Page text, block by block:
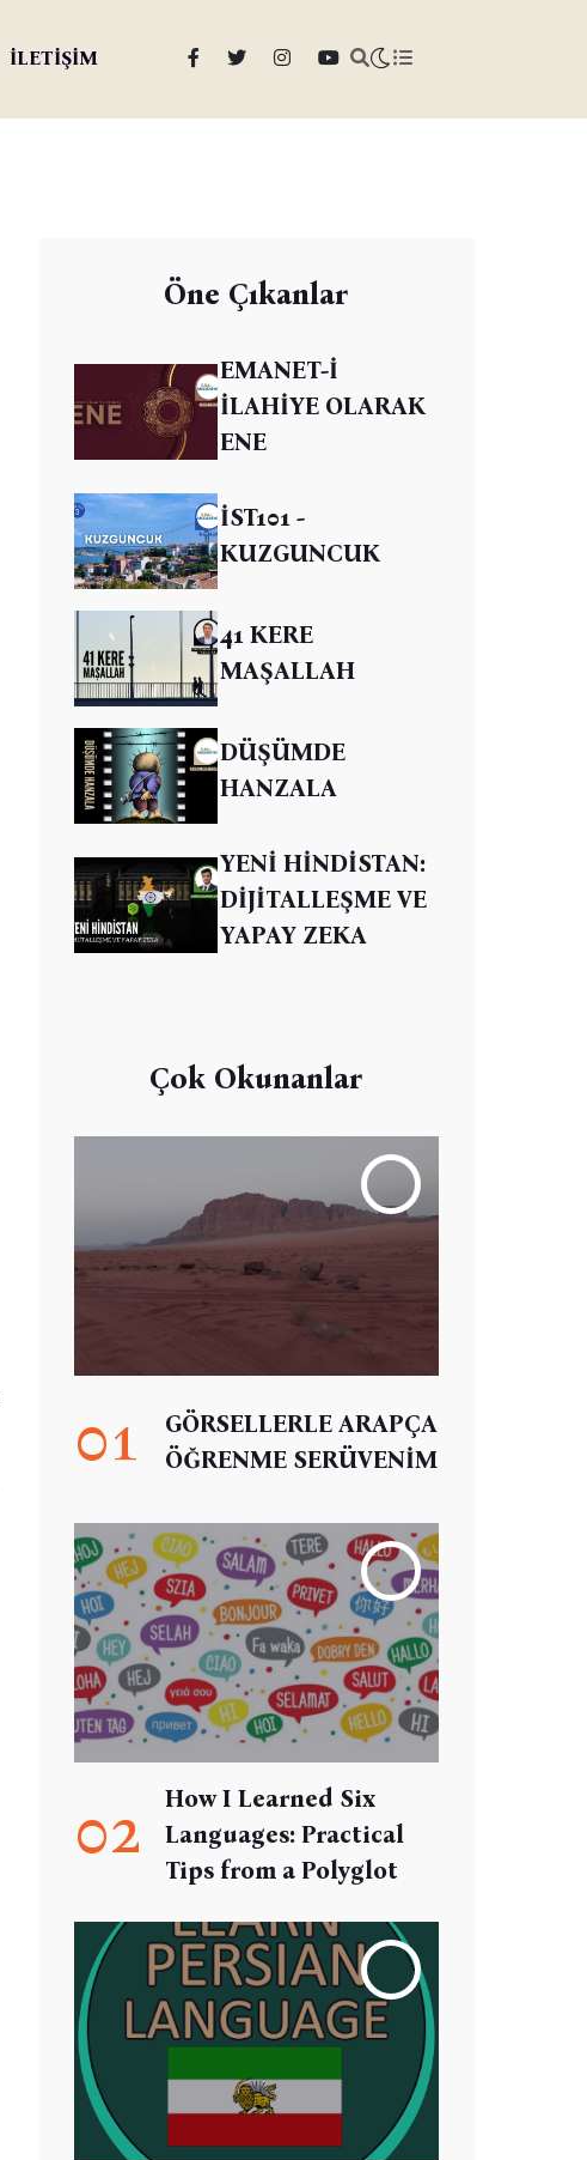
İLETİŞİM
Öne Çıkanlar
EMANET-İ
İLAHİYE OLARAK
ENE
İST101 -
KUZGUNCUK
41 KERE
MAŞALLAH
DÜŞÜMDE
HANZALA
YENİ HİNDİSTAN:
DİJİTALLEŞME VE
YAPAY ZEKA
Çok Okunanlar
01
GÖRSELLERLE ARAPÇA
ÖĞRENME SERÜVENİM
02
How I Learned Six
Languages: Practical
Tips from a Polyglot